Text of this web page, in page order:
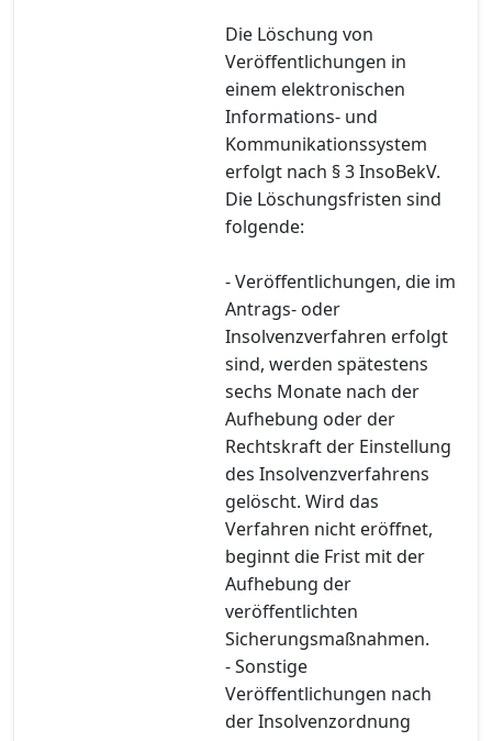
Die Löschung von
Veröffentlichungen in
einem elektronischen
Informations- und
Kommunikationssystem
erfolgt nach § 3 InsoBekV.
Die Löschungsfristen sind
folgende:
- Veröffentlichungen, die im
Antrags- oder
Insolvenzverfahren erfolgt
sind, werden spätestens
sechs Monate nach der
Aufhebung oder der
Rechtskraft der Einstellung
des Insolvenzverfahrens
gelöscht. Wird das
Verfahren nicht eröffnet,
beginnt die Frist mit der
Aufhebung der
veröffentlichten
Sicherungsmaßnahmen.
- Sonstige
Veröffentlichungen nach
der Insolvenzordnung